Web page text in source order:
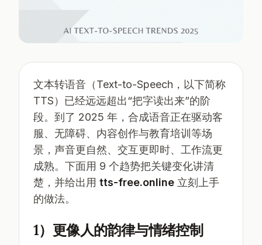
文本转语音（Text-to-Speech，以下简称
TTS）已经远远超出“把字读出来”的阶
段。到了 2025 年，合成语音正在驱动客
服、无障碍、内容创作与教育培训等场
景，声音更自然、交互更即时、工作流更
成熟。下面用 9 个趋势把关键变化讲清
楚，并给出用 tts-free.online 立刻上手
的做法。
1）更像人的韵律与情绪控制